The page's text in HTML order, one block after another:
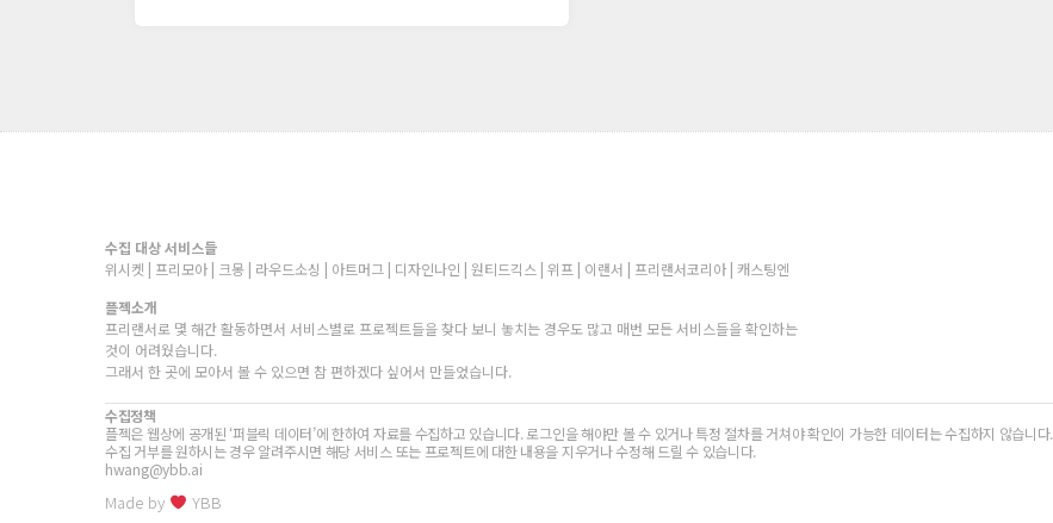
수집 대상 서비스들
위시켓 | 프리모아 | 크몽 | 라우드소싱 | 아트머그 | 디자인나인 | 원티드긱스 | 위프 | 이랜서 | 프리랜서코리아 | 캐스팅엔
플젝소개
프리랜서로 몇 해간 활동하면서 서비스별로 프로젝트들을 찾다 보니 놓치는 경우도 많고 매번 모든 서비스들을 확인하는
것이 어려웠습니다.
그래서 한 곳에 모아서 볼 수 있으면 참 편하겠다 싶어서 만들었습니다.
수집정책
플젝은 웹상에 공개된 ‘퍼블릭 데이터’에 한하여 자료를 수집하고 있습니다. 로그인을 해야만 볼 수 있거나 특정 절차를 거쳐야 확인이 가능한 데이터는 수집하지 않습니다.
수집 거부를 원하시는 경우 알려주시면 해당 서비스 또는 프로젝트에 대한 내용을 지우거나 수정해 드릴 수 있습니다.
hwang@ybb.ai
Made by YBB